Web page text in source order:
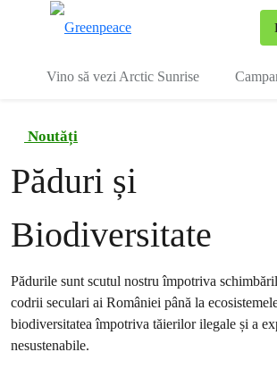
Vino să vezi Arctic Sunrise
Noutăți
Păduri și
Biodiversitate
Pădurile sunt scutul nostru împotriva
codrii seculari ai României până la
biodiversitatea împotriva tăierilor ilegale și a
nesustenabile.